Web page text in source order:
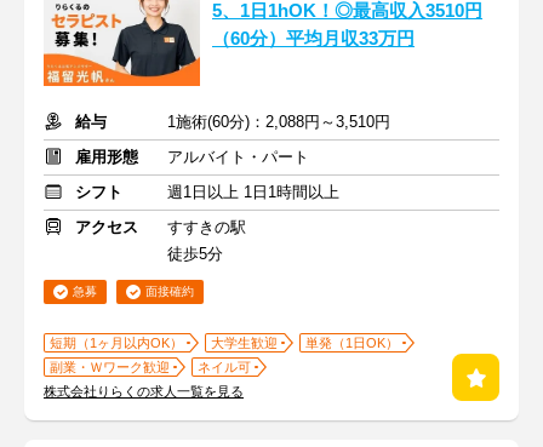
5、1日1hOK！◎最高収入3510円
（60分）平均月収33万円
給与
1施術(60分)：2,088円～3,510円
雇用形態
アルバイト・パート
シフト
週1日以上 1日1時間以上
アクセス
すすきの駅
徒歩5分
急募 面接確約
短期（1ヶ月以内OK） 大学生歓迎
単発（1日OK）
副業・Ｗワーク歓迎
ネイル可
株式会社りらくの求人一覧を見る